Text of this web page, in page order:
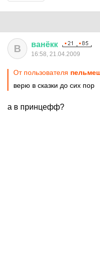
В ванёкк
16:58, 21.04.2009
От пользователя
верю в сказки до сих пор
а в принцефф?